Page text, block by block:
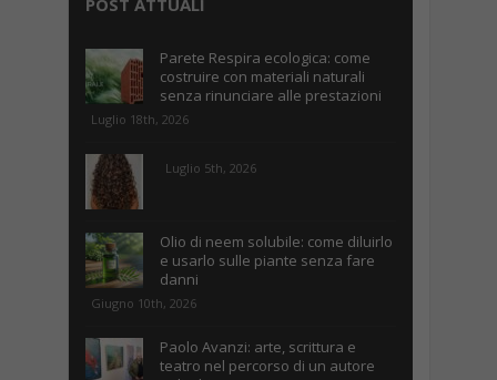
POST ATTUALI
Parete Respira ecologica: come
costruire con materiali naturali
senza rinunciare alle prestazioni
Luglio 18th, 2026
Luglio 5th, 2026
Olio di neem solubile: come diluirlo
e usarlo sulle piante senza fare
danni
Giugno 10th, 2026
Paolo Avanzi: arte, scrittura e
teatro nel percorso di un autore